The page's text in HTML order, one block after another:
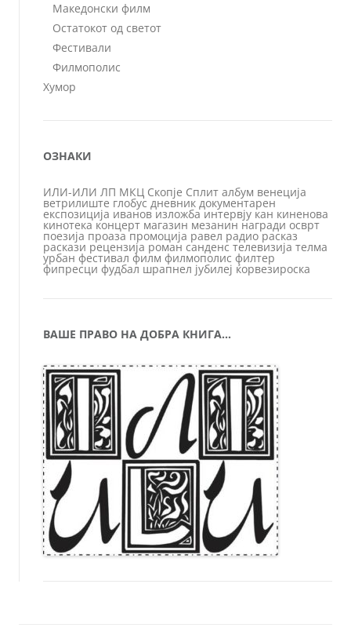
Македонски филм
Остатокот од светот
Фестивали
Филмополис
Хумор
ОЗНАКИ
ИЛИ-ИЛИ ЛП МКЦ Скопје Сплит албум венеција
ветрилиште глобус дневник документарен
експозиција иванов изложба интервју кан киненова
кинотека концерт магазин мезанин награди осврт
поезија проаза промоција равел радио расказ
раскази рецензија роман санденс телевизија телма
урбан фестивал филм филмополис филтер
фипресци фудбал шрапнел јубилеј ќорвезироска
ВАШЕ ПРАВО НА ДОБРА КНИГА…